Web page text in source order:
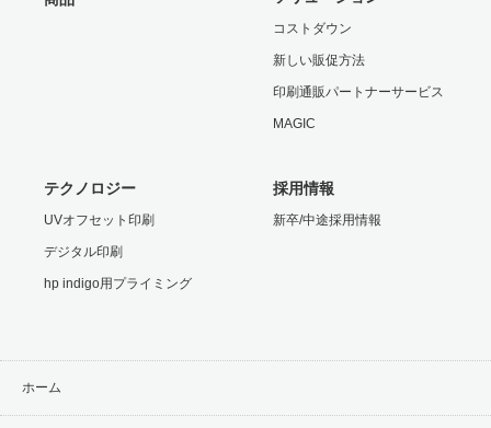
コストダウン
新しい販促方法
印刷通販パートナーサービス
MAGIC
テクノロジー
UVオフセット印刷
デジタル印刷
hp indigo用プライミング
採用情報
新卒/中途採用情報
ホーム